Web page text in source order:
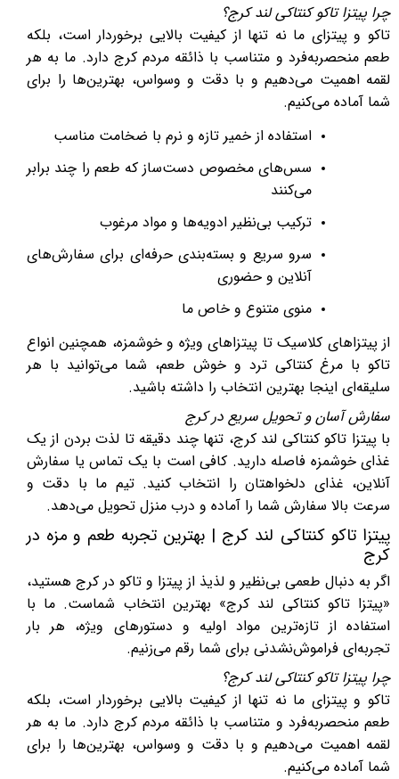
چرا پیتزا تاکو کنتاکی لند کرج؟
تاکو و پیتزای ما نه تنها از کیفیت بالایی برخوردار است، بلکه
طعم منحصربه‌فرد و متناسب با ذائقه مردم کرج دارد. ما به هر
لقمه اهمیت می‌دهیم و با دقت و وسواس، بهترین‌ها را برای
شما آماده می‌کنیم.
استفاده از خمیر تازه و نرم با ضخامت مناسب
سس‌های مخصوص دست‌ساز که طعم را چند برابر
می‌کنند
ترکیب بی‌نظیر ادویه‌ها و مواد مرغوب
سرو سریع و بسته‌بندی حرفه‌ای برای سفارش‌های
آنلاین و حضوری
منوی متنوع و خاص ما
از پیتزاهای کلاسیک تا پیتزاهای ویژه و خوشمزه، همچنین انواع
تاکو با مرغ کنتاکی ترد و خوش طعم، شما می‌توانید با هر
سلیقه‌ای اینجا بهترین انتخاب را داشته باشید.
سفارش آسان و تحویل سریع در کرج
با پیتزا تاکو کنتاکی لند کرج، تنها چند دقیقه تا لذت بردن از یک
غذای خوشمزه فاصله دارید. کافی است با یک تماس یا سفارش
آنلاین، غذای دلخواهتان را انتخاب کنید. تیم ما با دقت و
سرعت بالا سفارش شما را آماده و درب منزل تحویل می‌دهد.
پیتزا تاکو کنتاکی لند کرج | بهترین تجربه طعم و مزه در
کرج
اگر به دنبال طعمی بی‌نظیر و لذیذ از پیتزا و تاکو در کرج هستید،
«پیتزا تاکو کنتاکی لند کرج» بهترین انتخاب شماست. ما با
استفاده از تازه‌ترین مواد اولیه و دستورهای ویژه، هر بار
تجربه‌ای فراموش‌نشدنی برای شما رقم می‌زنیم.
چرا پیتزا تاکو کنتاکی لند کرج؟
تاکو و پیتزای ما نه تنها از کیفیت بالایی برخوردار است، بلکه
طعم منحصربه‌فرد و متناسب با ذائقه مردم کرج دارد. ما به هر
لقمه اهمیت می‌دهیم و با دقت و وسواس، بهترین‌ها را برای
شما آماده می‌کنیم.